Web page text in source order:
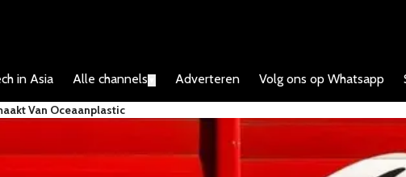
in Asia Alle channels Adverteren Volg ons op Whatsapp
Van Oceaanplastic